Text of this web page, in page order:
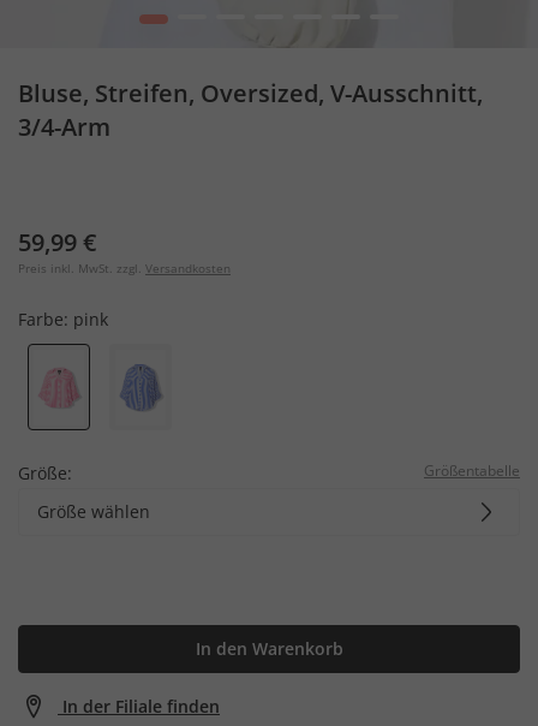
1 6
Bluse, Streifen, Oversized, V-Ausschnitt,
3/4-Arm
59,99 €
Preis inkl. MwSt. zzgl. Versandkosten
Farbe: pink
Größe: Größentabelle
Größe wählen
In den Warenkorb
In der Filiale finden